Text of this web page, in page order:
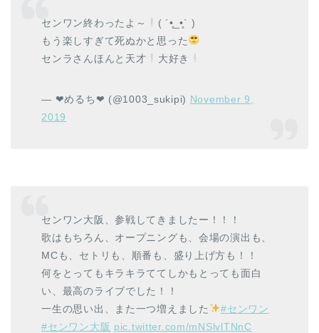
センワン終わったよ～
( ´•̥_•̥` )
もう楽しすぎて死ぬかと思った
センラさんほんと天才
大好き
— ❤︎めるち❤︎ (@1003_sukipi) November 9,
2019
センワン大阪、参戦してきましたー！！！
歌はもちろん、オープニングも、会場の演出も、
MCも、セトリも、順番も、盛り上げ方も！！
何をとってもキラキラててしかもとっても面白
い、最高のライブでした！！
一生の思い出、また一つ増えました
#センワン
#センワン大阪 pic.twitter.com/mNSlvlTNnC